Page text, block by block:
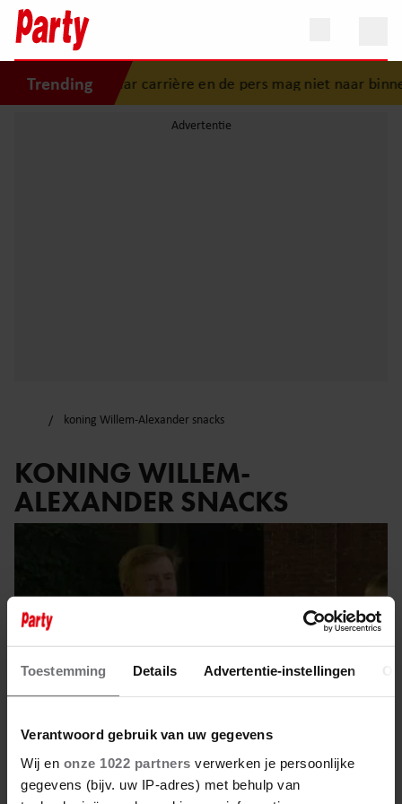
Toestemming Details Advertentie-instellingen
Verantwoord gebruik van uw gegevens
Wij en onze 1022 partners verwerken je persoonlijke
gegevens (bijv. uw IP-adres) met behulp van
Trending
Smit: “Dertig jaar carrière en de pers mag niet naar
koning Willem-Alexander snacks
KONING WILLEM-
ALEXANDER SNACKS